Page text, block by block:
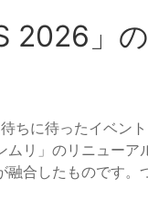
2026」
ちに待ったイベン
リ」のリニュー
融合したものです